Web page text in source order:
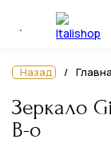
Назад
Зеркало
B-o